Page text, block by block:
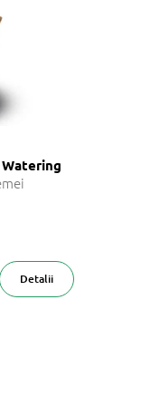
Detalii